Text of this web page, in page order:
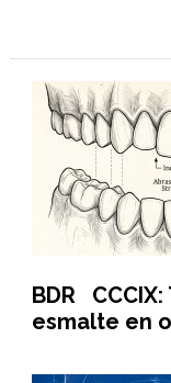
BDR
esmalte en